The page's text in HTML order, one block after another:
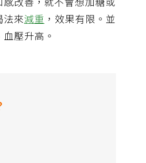
改善，就不會想加糖或
法來減重 ，效果有限。並
血壓升高。